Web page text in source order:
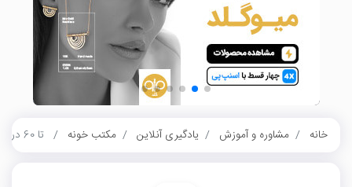
خانه مشاوره و آموزش یادگیری آنلاین مکتب خونه تا 60 درصد کد تخفیف مکتب خونه